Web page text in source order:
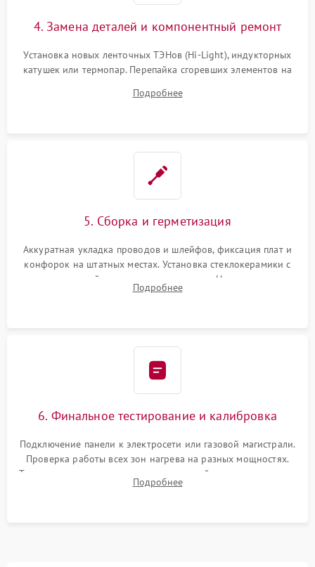
4. Замена деталей и компонентный ремонт
Установка новых ленточных ТЭНов (Hi-Light), индукторных
катушек или термопар. Перепайка сгоревших элементов на
дорожек. Очистка контактов и замена поврежденной
Подробнее
5. Сборка и герметизация
Аккуратная укладка проводов и шлейфов, фиксация плат и
конфорок на штатных местах. Установка стеклокерамики с
проверкой равномерности зазоров. Нанесение
термостойкого герметика или укладка уплотнительной
Подробнее
6. Финальное тестирование и калибровка
Подключение панели к электросети или газовой магистрали.
Проверка работы всех зон нагрева на разных мощностях.
Тестирование сенсорного управления, таймера, индикаторов
остаточного тепла и систем защиты от перегрева.
Подробнее